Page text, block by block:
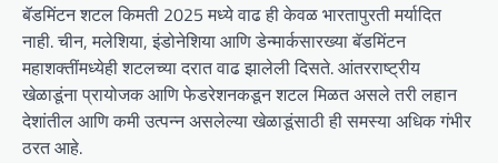
बॅडमिंटन शटल किमती 2025 मध्ये वाढ ही केवळ भारतापुरती मर्यादित
नाही. चीन, मलेशिया, इंडोनेशिया आणि डेन्मार्कसारख्या बॅडमिंटन
महाशक्तींमध्येही शटलच्या दरात वाढ झालेली दिसते. आंतरराष्ट्रीय
खेळाडूंना प्रायोजक आणि फेडरेशनकडून शटल मिळत असले तरी लहान
देशांतील आणि कमी उत्पन्न असलेल्या खेळाडूंसाठी ही समस्या अधिक गंभीर
ठरत आहे.